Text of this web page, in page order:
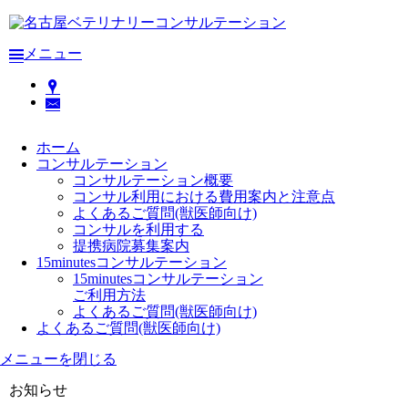
メニュー
ホーム
コンサルテーション
コンサルテーション概要
コンサル利用における費用案内と注意点
よくあるご質問(獣医師向け)
コンサルを利用する
提携病院募集案内
15minutesコンサルテーション
15minutesコンサルテーション
ご利用方法
よくあるご質問(獣医師向け)
よくあるご質問(獣医師向け)
メニューを閉じる
お知らせ